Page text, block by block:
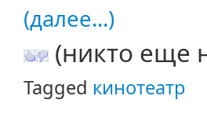
(далее...)
(никто еще
Tagged кинотеатр